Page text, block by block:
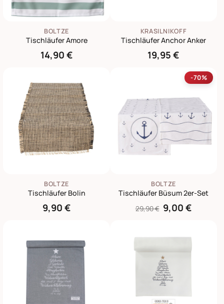
BOLTZE
Tischläufer Amore
14,90 €
KRASILNIKOFF
Tischläufer Anchor Anker
19,95 €
BOLTZE
Tischläufer Bolin
9,90 €
-70%
BOLTZE
Tischläufer Büsum 2er-Set
29,90 € 9,00 €